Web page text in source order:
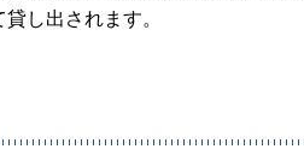
し出されます。